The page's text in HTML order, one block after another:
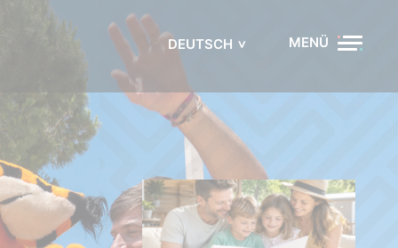
DEUTSCH MENÜ